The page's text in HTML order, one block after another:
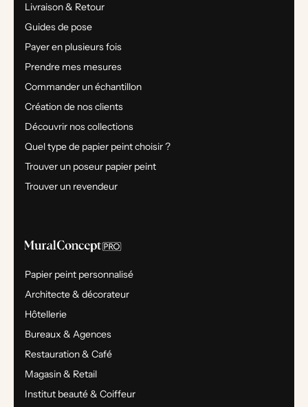
Livraison & Retour
Guides de pose
Payer en plusieurs fois
Prendre mes mesures
Commander un échantillon
Création de nos clients
Découvrir nos collections
Quel type de papier peint choisir ?
Trouver un poseur papier peint
Trouver un revendeur
Papier peint personnalisé
Architecte & décorateur
Hôtellerie
Bureaux & Agences
Restauration & Café
Magasin & Retail
Institut beauté & Coiffeur